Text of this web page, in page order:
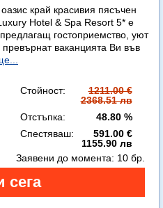
край красивия пясъчен
Hotel & Spa Resort 5* е
гостоприемство, уют
ваканцията Ви във
Стойност:
1211.00 €
2368.51 лв
Отстъпка:
48.80 %
Спестяваш:
591.00 €
1155.90 лв
Заявени до момента: 10 бр.